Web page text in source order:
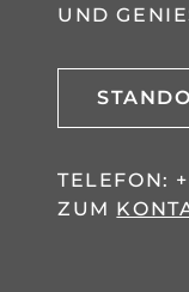
UND
TELEFON:
ZUM